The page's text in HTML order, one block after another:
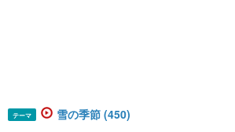
テーマ 雪の季節 (450)